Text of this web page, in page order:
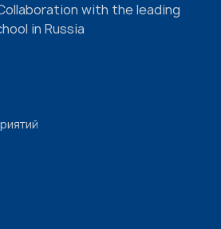
with the leading
in Russia